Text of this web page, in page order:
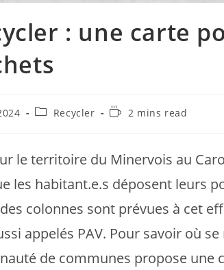
: une carte
PostRecycler
Temps2 mins read
le territoire du Minervois au
les habitant.e.s déposent leurs
colonnes sont prévues à cet
appelés PAV. Pour savoir où
de communes propose une